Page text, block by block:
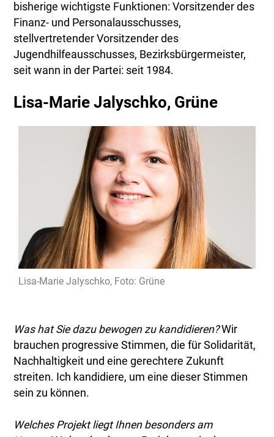
bisherige wichtigste Funktionen: Vorsitzender des
Finanz- und Personalausschusses,
stellvertretender Vorsitzender des
Jugendhilfeausschusses, Bezirksbürgermeister,
seit wann in der Partei: seit 1984.
Lisa-Marie Jalyschko, Grüne
Lisa-Marie Jalyschko, Foto: Grüne
Was hat Sie dazu bewogen zu kandidieren?Wir
brauchen progressive Stimmen, die für Solidarität,
Nachhaltigkeit und eine gerechtere Zukunft
streiten. Ich kandidiere, um eine dieser Stimmen
sein zu können.
Welches Projekt liegt Ihnen besonders am